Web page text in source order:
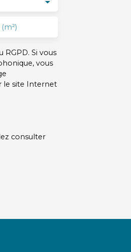
Si vous
vous
le site Internet
consulter